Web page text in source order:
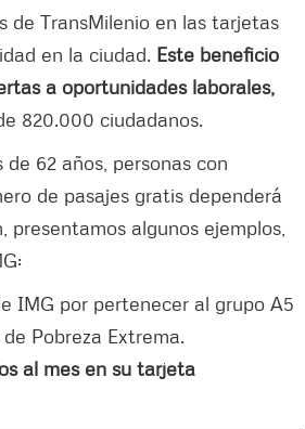
de TransMilenio en las tarjetas
en la ciudad. Este beneficio
a oportunidades laborales,
820.000 ciudadanos.
62 años, personas con
de pasajes gratis dependerá
algunos ejemplos,
IMG por pertenecer al grupo A5
Pobreza Extrema.
al mes en su tarjeta